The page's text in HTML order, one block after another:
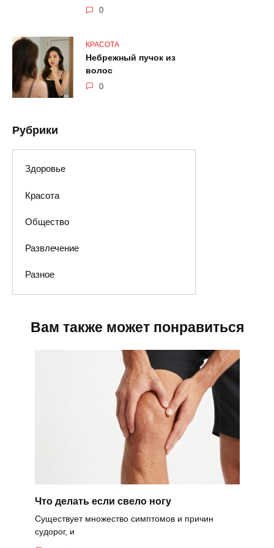
0
КРАСОТА
Небрежный пучок из
волос
0
Рубрики
Здоровье
Красота
Общество
Развлечение
Разное
Вам также может понравиться
Что делать если свело ногу
Существует множество симптомов и причин
судорог, и